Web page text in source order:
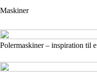
Maskiner
Polermaskiner – inspiration til